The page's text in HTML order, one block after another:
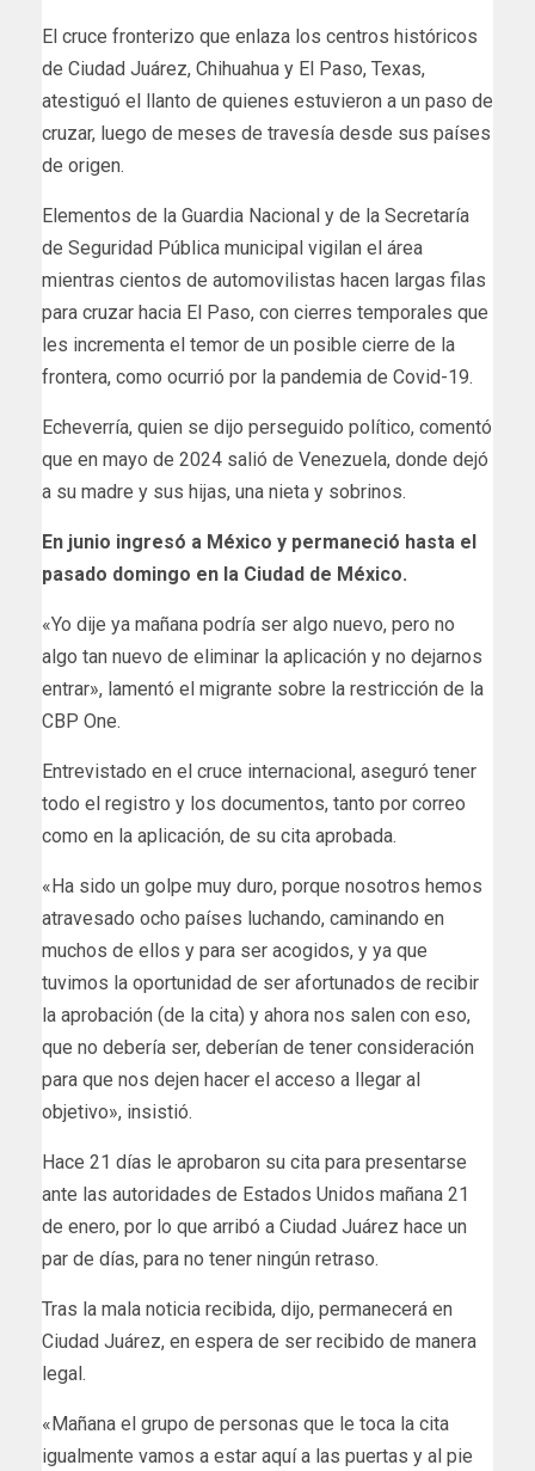
El cruce fronterizo que enlaza los centros históricos
de Ciudad Juárez, Chihuahua y El Paso, Texas,
atestiguó el llanto de quienes estuvieron a un paso de
cruzar, luego de meses de travesía desde sus países
de origen.
Elementos de la Guardia Nacional y de la Secretaría
de Seguridad Pública municipal vigilan el área
mientras cientos de automovilistas hacen largas filas
para cruzar hacia El Paso, con cierres temporales que
les incrementa el temor de un posible cierre de la
frontera, como ocurrió por la pandemia de Covid-19.
Echeverría, quien se dijo perseguido político, comentó
que en mayo de 2024 salió de Venezuela, donde dejó
a su madre y sus hijas, una nieta y sobrinos.
En junio ingresó a México y permaneció hasta el
pasado domingo en la Ciudad de México.
«Yo dije ya mañana podría ser algo nuevo, pero no
algo tan nuevo de eliminar la aplicación y no dejarnos
entrar», lamentó el migrante sobre la restricción de la
CBP One.
Entrevistado en el cruce internacional, aseguró tener
todo el registro y los documentos, tanto por correo
como en la aplicación, de su cita aprobada.
«Ha sido un golpe muy duro, porque nosotros hemos
atravesado ocho países luchando, caminando en
muchos de ellos y para ser acogidos, y ya que
tuvimos la oportunidad de ser afortunados de recibir
la aprobación (de la cita) y ahora nos salen con eso,
que no debería ser, deberían de tener consideración
para que nos dejen hacer el acceso a llegar al
objetivo», insistió.
Hace 21 días le aprobaron su cita para presentarse
ante las autoridades de Estados Unidos mañana 21
de enero, por lo que arribó a Ciudad Juárez hace un
par de días, para no tener ningún retraso.
Tras la mala noticia recibida, dijo, permanecerá en
Ciudad Juárez, en espera de ser recibido de manera
legal.
«Mañana el grupo de personas que le toca la cita
igualmente vamos a estar aquí a las puertas y al pie